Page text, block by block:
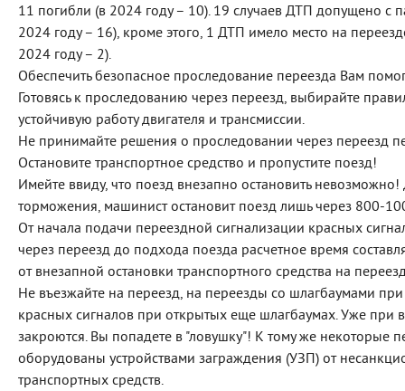
11 погибли (в 2024 году – 10). 19 случаев ДТП допущено
2024 году – 16), кроме этого, 1 ДТП имело место на
2024 году – 2).
Обеспечить безопасное проследование переезда Вам
Готовясь к проследованию через переезд, выбирайте
устойчивую работу двигателя и трансмиссии.
Не принимайте решения о проследовании через переезд
Остановите транспортное средство и пропустите поезд!
Имейте ввиду, что поезд внезапно остановить
торможения, машинист остановит поезд лишь через 800-
От начала подачи переездной сигнализации красных
через переезд до подхода поезда расчетное время
от внезапной остановки транспортного средства на
Не въезжайте на переезд, на переезды со шлагбаумами
красных сигналов при открытых еще шлагбаумах. Уже при
закроются. Вы попадете в "ловушку"! К тому же некоторые
оборудованы устройствами заграждения (УЗП) от
транспортных средств.